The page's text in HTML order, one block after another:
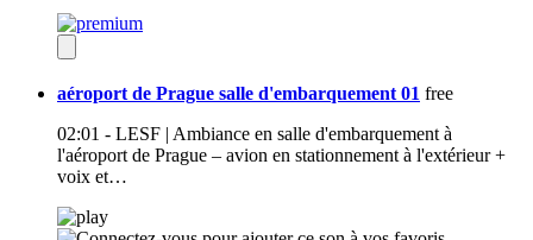
aéroport de Prague salle d'embarquement 01 free
02:01 - LESF | Ambiance en salle d'embarquement à
l'aéroport de Prague – avion en stationnement à l'extérieur +
voix et…